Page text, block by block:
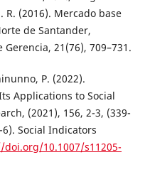
R. (2016). Mercado base
de Santander,
21(76), 709–731.
P. (2022).
Applications to Social
(2021), 156, 2-3, (339-
Social Indicators
10.1007/s11205-